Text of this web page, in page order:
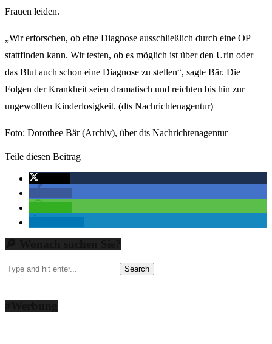
Frauen leiden.
„Wir erforschen, ob eine Diagnose ausschließlich durch eine OP
stattfinden kann. Wir testen, ob es möglich ist über den Urin oder
das Blut auch schon eine Diagnose zu stellen“, sagte Bär. Die
Folgen der Krankheit seien dramatisch und reichten bis hin zur
ungewollten Kinderlosigkeit. (dts Nachrichtenagentur)
Foto: Dorothee Bär (Archiv), über dts Nachrichtenagentur
Teile diesen Beitrag